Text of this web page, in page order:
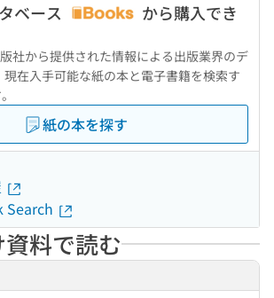
ベース
から購入でき
社から提供された情報による出版業界のデ
現在入手可能な紙の本と電子書籍を検索す
紙の本を探す
Search
料で読む